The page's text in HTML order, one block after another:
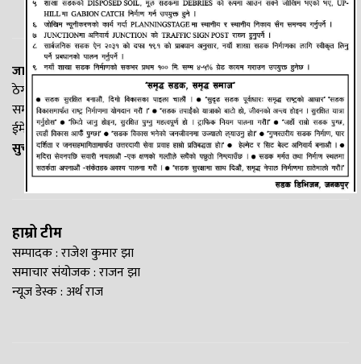
जानकी न्यूज नेटवर्क
ठेगाना: लक्ष्मीनियाँ -७, मधेश प्रदेश
सम्पर्क नं. : +977-9844100829
ईमेल:Madheshtopnews@gmail.com
सुचना विभाग दर्ता नं. २५४०/२०७७/७८
हाम्रो टीम
सम्पादक : राजेश कुमार झा
समाचार संयोजक : राजन झा
न्यूज डेस्क : अर्थ राज